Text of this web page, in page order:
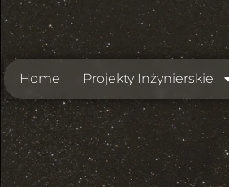
Home Projekty Inżynierskie